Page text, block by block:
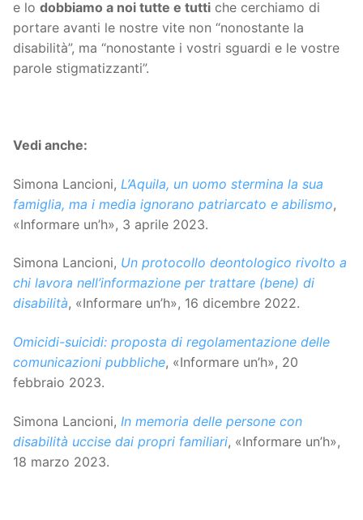
e lo dobbiamo a noi tutte e tutti che cerchiamo di
portare avanti le nostre vite non “nonostante la
disabilità”, ma “nonostante i vostri sguardi e le vostre
parole stigmatizzanti”.
Vedi anche:
Simona Lancioni, L’Aquila, un uomo stermina la sua
famiglia, ma i media ignorano patriarcato e abilismo,
«Informare un’h», 3 aprile 2023.
Simona Lancioni, Un protocollo deontologico rivolto a
chi lavora nell’informazione per trattare (bene) di
disabilità, «Informare un’h», 16 dicembre 2022.
Omicidi-suicidi: proposta di regolamentazione delle
comunicazioni pubbliche, «Informare un’h», 20
febbraio 2023.
Simona Lancioni, In memoria delle persone con
disabilità uccise dai propri familiari, «Informare un’h»,
18 marzo 2023.